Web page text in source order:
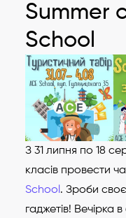
Summer
School
З 31 липня по 18
класів провести
School . Зроби
гаджетів! Вечірка в